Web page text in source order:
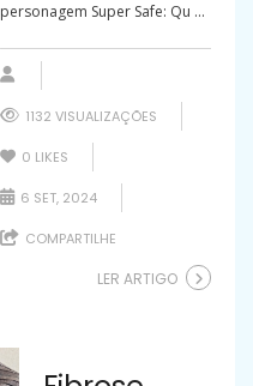
personagem Super Safe: Qu ...
1132 VISUALIZAÇÕES
0 LIKES
6 SET, 2024
COMPARTILHE
LER ARTIGO